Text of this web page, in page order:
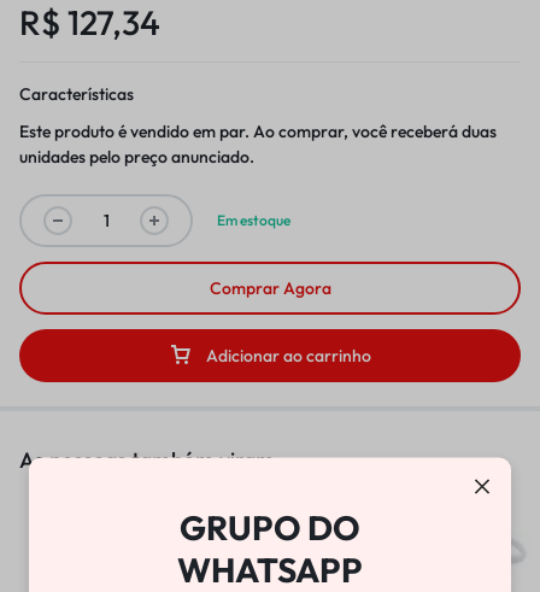
R$ 127,34
Características
Este produto é vendido em par. Ao comprar, você receberá duas
unidades pelo preço anunciado.
Em estoque
Adicionar ao carrinho
Comprar Agora
As pessoas também viram
BOMBA DE VÁCUO
25.800,00
GRUPO DO
WHATSAPP